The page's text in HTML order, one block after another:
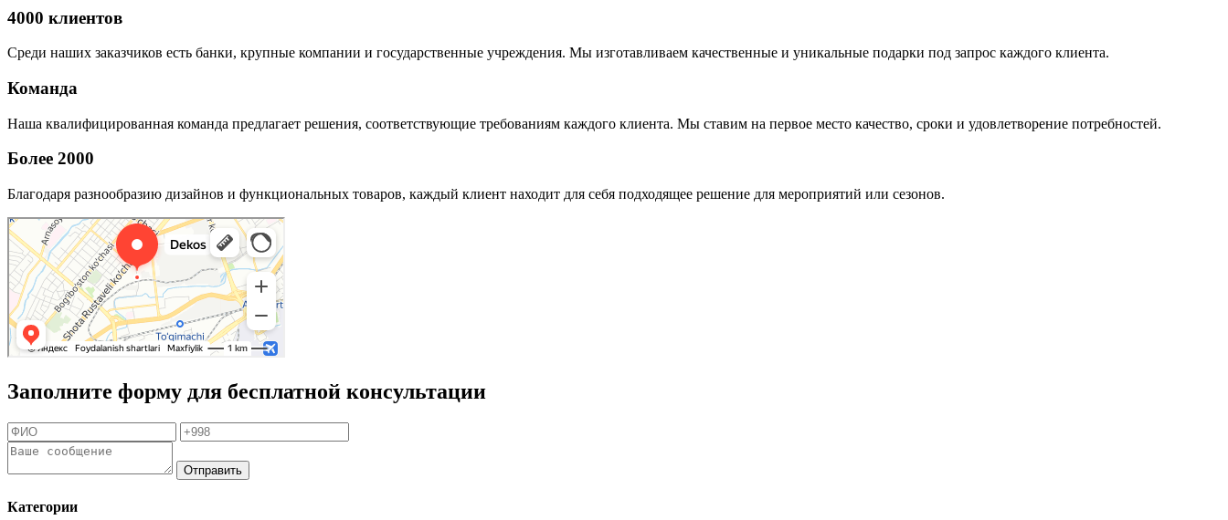
4000 клиентов
Среди наших заказчиков есть банки, крупные компании и государственные учреждения. Мы изготавливаем качественные и уникальные подарки под запрос каждого клиента.
Команда
Наша квалифицированная команда предлагает решения, соответствующие требованиям каждого клиента. Мы ставим на первое место качество, сроки и удовлетворение потребностей.
Более 2000
Благодаря разнообразию дизайнов и функциональных товаров, каждый клиент находит для себя подходящее решение для мероприятий или сезонов.
Заполните форму для бесплатной консультации
Отправить
Категории